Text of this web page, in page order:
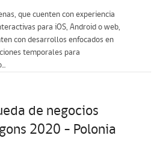
que cuenten con experiencia
para iOS, Android o web,
con desarrollos enfocados en
temporales para
de negocios
2020 – Polonia